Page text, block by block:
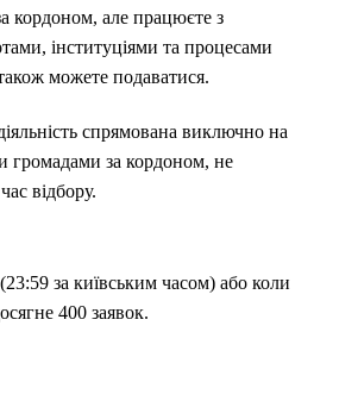
кордоном, але працюєте з
інституціями та процесами
можете подаватися.
спрямована виключно на
громадами за кордоном, не
відбору.
за київським часом) або коли
400 заявок.